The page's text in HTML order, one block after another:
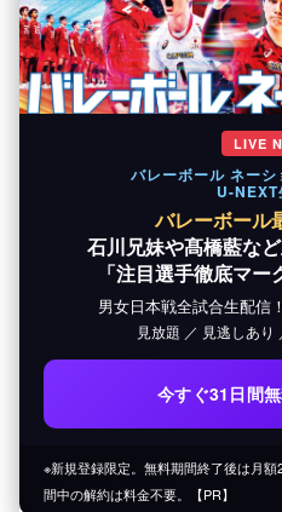
LIVE
バレーボール ネー
U-NEXT
バレーボール
石川兄妹や髙橋藍な
「注目選手徹底マー
男女日本戦全試合生配信
見放題 ／ 見逃しあり
今すぐ31日間
※新規登録限定。無料期間終了後は月
間中の解約は料金不要。【PR】